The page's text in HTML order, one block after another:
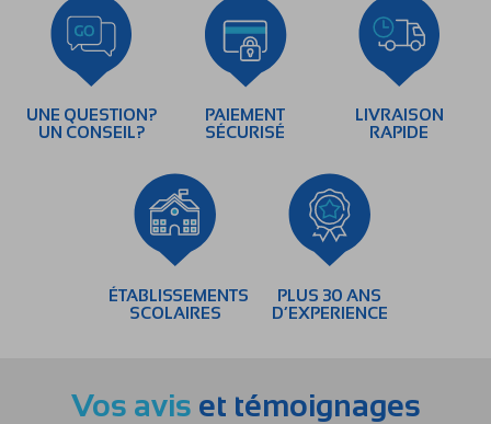
UNE QUESTION?
UN CONSEIL?
PAIEMENT
SÉCURISÉ
LIVRAISON
RAPIDE
ÉTABLISSEMENTS
SCOLAIRES
PLUS 30 ANS
D’EXPERIENCE
Vos avis et témoignages